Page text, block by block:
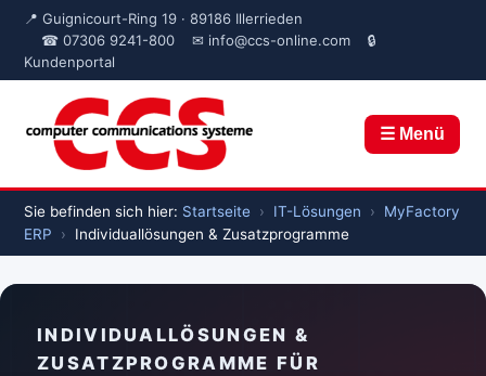
📍 Guignicourt-Ring 19 · 89186 Illerrieden
☎ 07306 9241-800
✉ info@ccs-online.com
🔒
Kundenportal
☰ Menü
Sie befinden sich hier: Startseite › IT-Lösungen ›
MyFactory
ERP
› Individuallösungen & Zusatzprogramme
INDIVIDUALLÖSUNGEN &
ZUSATZPROGRAMME FÜR